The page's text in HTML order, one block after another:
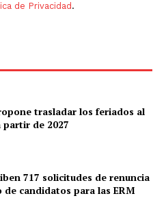
de Privacidad .
trasladar los feriados al
partir de 2027
717 solicitudes de renuncia
de candidatos para las ERM